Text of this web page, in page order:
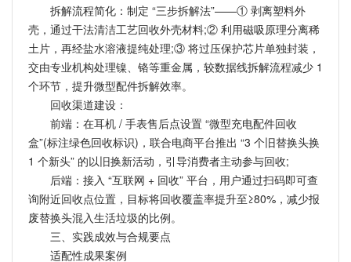
拆解流程简化：制定 “三步拆解法”——① 剥离塑料外
壳，通过干法清洁工艺回收外壳材料;② 利用磁吸原理分离稀
土片，再经盐水溶液提纯处理;③ 将过压保护芯片单独封装，
交由专业机构处理镍、铬等重金属，较数据线拆解流程减少 1
个环节，提升微型配件拆解效率。
回收渠道建设：
前端：在耳机 / 手表售后点设置 “微型充电配件回收
盒”(标注绿色回收标识)，联合电商平台推出 “3 个旧替换头换
1 个新头” 的以旧换新活动，引导消费者主动参与回收;
后端：接入 “互联网 + 回收” 平台，用户通过扫码即可查
询附近回收点位置，目标将回收覆盖率提升至≥80%，减少报
废替换头混入生活垃圾的比例。
三、实践成效与合规要点
适配性成果案例